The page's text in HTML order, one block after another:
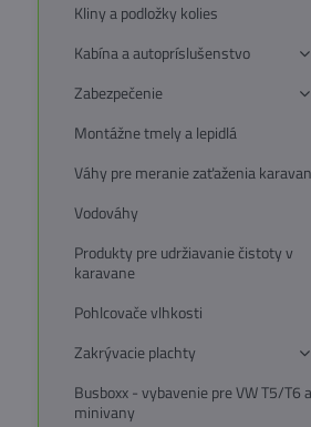
Kliny a podložky kolies
Kabína a autopríslušenstvo
Zabezpečenie
Montážne tmely a lepidlá
Váhy pre meranie zaťaženia
Vodováhy
Produkty pre udržiavanie čistoty v
karavane
Pohlcovače vlhkosti
Zakrývacie plachty
Busboxx - vybavenie pre VW T5/T6 a
minivany